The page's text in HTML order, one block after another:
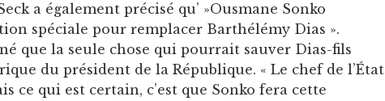
a également précisé qu’ »Ousmane Sonko
spéciale pour remplacer Barthélémy Dias ».
que la seule chose qui pourrait sauver Dias-fils
du président de la République. « Le chef de l’État
ce qui est certain, c’est que Sonko fera cette